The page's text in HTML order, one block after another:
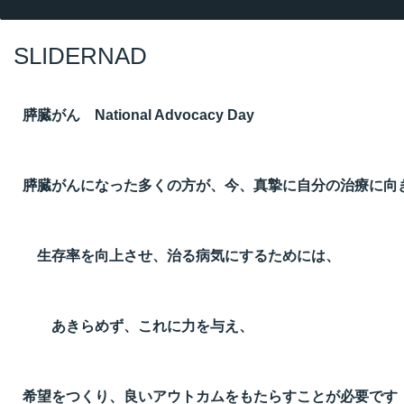
SLIDERNAD
膵臓がん National Advocacy Day
膵臓がんになった多くの方が、今、真摯に自分の治療に向
生存率を向上させ、治る病気にするためには、
あきらめず、これに力を与え、
希望をつくり、良いアウトカムをもたらすことが必要です